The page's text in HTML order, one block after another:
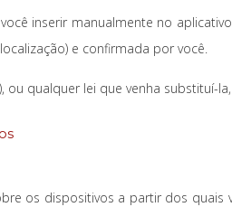
inserir manualmente no
e confirmada por você.
ou qualquer lei que venha
os dispositivos a partir dos quais